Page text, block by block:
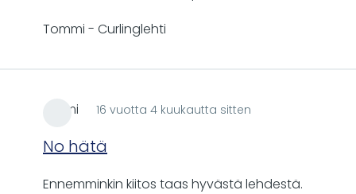
Tommi - Curlinglehti
Atomi 16 vuotta 4 kuukautta sitten
No hätä
Ennemminkin kiitos taas hyvästä lehdestä.